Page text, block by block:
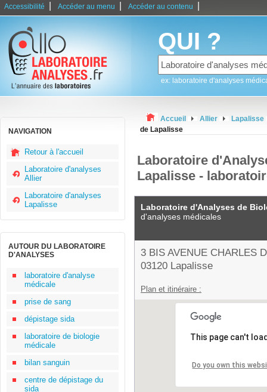
Accessibilité Accéder au menu Accéder au contenu
QUI ?
ex: laboratoire d'analyses
NAVIGATION
Retour à l'accueil
Laboratoire d'analyses
Allier
Laboratoire d'analyses
Lapalisse
AUTOUR DU LABORATOIRE
D'ANALYSES
laboratoire d'analyse
médicale
prise de sang
dépistage sida
laboratoire de biologie
médicale
bilan sanguin
centre de dépistage du
sida
Accueil Allier
Lapalisse
de Lapalisse
Laboratoire
Lapalisse -
Laboratoire d'Analyses de
d'analyses médicales
3 BIS AVENUE CHARLES
03120 Lapalisse
Plan et itinéraire :
This page can't
Do you own this